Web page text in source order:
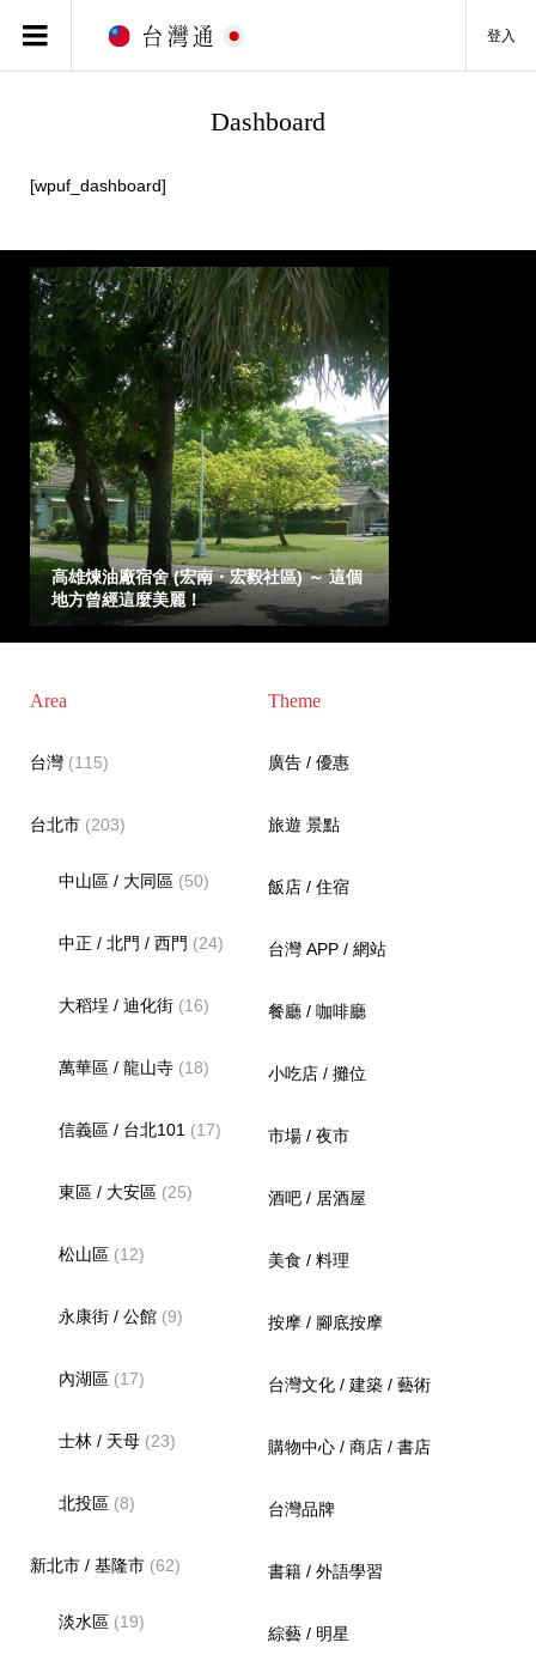
登入
Dashboard
[wpuf_dashboard]
高雄煉油廠宿舍 (宏南・宏毅社區) ～ 這個
地方曾經這麼美麗！
Area
台灣(115)
台北市(203)
中山區 / 大同區 (50)
中正 / 北門 / 西門 (24)
大稻埕 / 迪化街 (16)
萬華區 / 龍山寺 (18)
信義區 / 台北101 (17)
東區 / 大安區 (25)
松山區 (12)
永康街 / 公館 (9)
內湖區 (17)
士林 / 天母 (23)
北投區 (8)
新北市 / 基隆市(62)
淡水區 (19)
Theme
廣告 / 優惠
旅遊 景點
飯店 / 住宿
台灣 APP / 網站
餐廳 / 咖啡廳
小吃店 / 攤位
市場 / 夜市
酒吧 / 居酒屋
美食 / 料理
按摩 / 腳底按摩
台灣文化 / 建築 / 藝術
購物中心 / 商店 / 書店
台灣品牌
書籍 / 外語學習
綜藝 / 明星